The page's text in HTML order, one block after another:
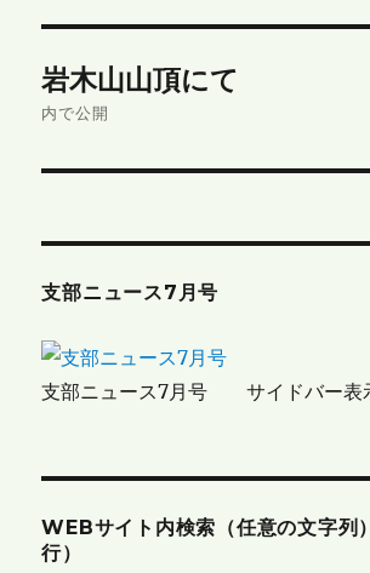
稿
ゲ
ー
シ
ョ
岩木山山頂にて
内で公開
支部ニュース7月号
支部ニュース7月号 サイドバー表
WEBサイト内検索（任意の文字列
行）